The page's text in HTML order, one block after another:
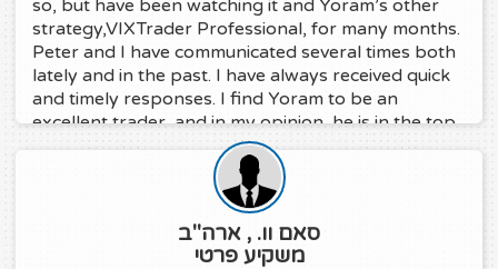
so, but have been watching it and Yoram’s other
strategy,VIXTrader Professional, for many months.
Peter and I have communicated several times both
lately and in the past. I have always received quick
and timely responses. I find Yoram to be an
excellent trader, and in my opinion, he is in the top
group of the best traders here on C2. I especially
like his passion for trading and his desire to protect
the monies he manages. My ‘comfort zone’ seems
right in line withYoram’s, and I feel safe having my
money invested with him. Thank you Yoram !!!
סאם וו. , ארה"ב
משקיע פרטי